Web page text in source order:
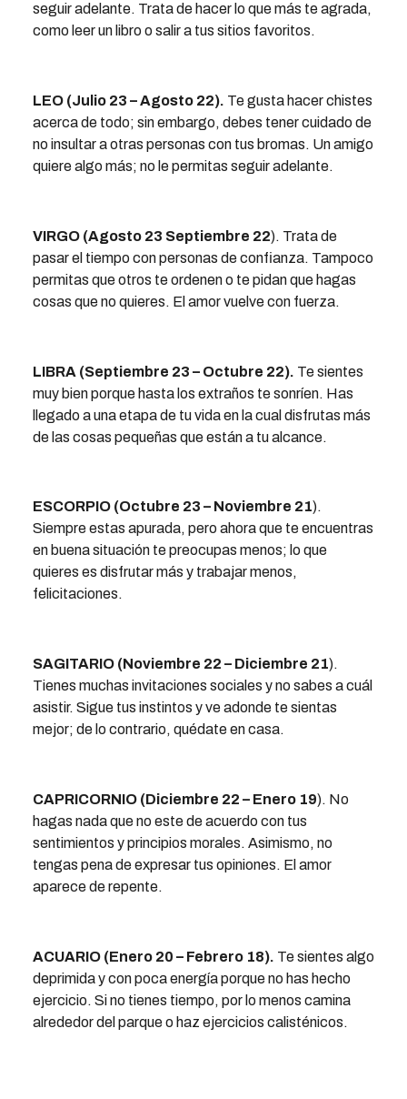
seguir adelante. Trata de hacer lo que más te agrada,
como leer un libro o salir a tus sitios favoritos.
LEO (Julio 23 – Agosto 22). Te gusta hacer chistes
acerca de todo; sin embargo, debes tener cuidado de
no insultar a otras personas con tus bromas. Un amigo
quiere algo más; no le permitas seguir adelante.
VIRGO (Agosto 23 Septiembre 22). Trata de
pasar el tiempo con personas de confianza. Tampoco
permitas que otros te ordenen o te pidan que hagas
cosas que no quieres. El amor vuelve con fuerza.
LIBRA (Septiembre 23 – Octubre 22). Te sientes
muy bien porque hasta los extraños te sonríen. Has
llegado a una etapa de tu vida en la cual disfrutas más
de las cosas pequeñas que están a tu alcance.
ESCORPIO (Octubre 23 – Noviembre 21).
Siempre estas apurada, pero ahora que te encuentras
en buena situación te preocupas menos; lo que
quieres es disfrutar más y trabajar menos,
felicitaciones.
SAGITARIO (Noviembre 22 – Diciembre 21).
Tienes muchas invitaciones sociales y no sabes a cuál
asistir. Sigue tus instintos y ve adonde te sientas
mejor; de lo contrario, quédate en casa.
CAPRICORNIO (Diciembre 22 – Enero 19). No
hagas nada que no este de acuerdo con tus
sentimientos y principios morales. Asimismo, no
tengas pena de expresar tus opiniones. El amor
aparece de repente.
ACUARIO (Enero 20 – Febrero 18). Te sientes algo
deprimida y con poca energía porque no has hecho
ejercicio. Si no tienes tiempo, por lo menos camina
alrededor del parque o haz ejercicios calisténicos.